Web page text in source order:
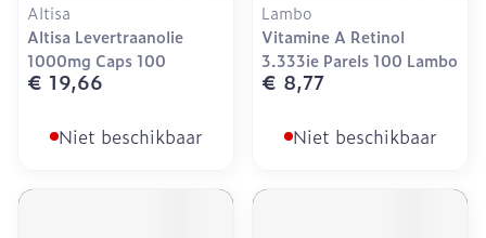
Altisa
Altisa Levertraanolie
1000mg Caps 100
€ 19,66
Niet beschikbaar
Lambo
Vitamine A Retinol
3.333ie Parels 100 Lambo
€ 8,77
Niet beschikbaar